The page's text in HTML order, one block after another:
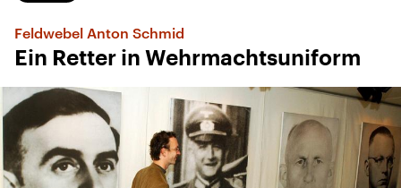
Feldwebel Anton Schmid
Ein Retter in Wehrmachtsuniform